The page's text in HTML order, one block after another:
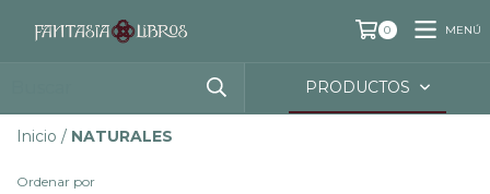
0 MENÚ
PRODUCTOS
Inicio / NATURALES
Ordenar por